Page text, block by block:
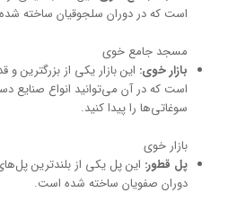
است که در دوران سلجوقیان ساخته
مسجد جامع خوی
بازار خوی: این بازار یکی از بزرگترین و
است که در آن می‌توانید انواع صنایع
سوغاتی‌ها را پیدا کنید.
بازار خوی
پل قطور: این پل یکی از بلندترین
دوران صفویان ساخته شده است.